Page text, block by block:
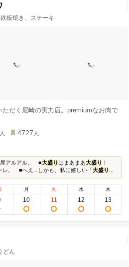
板焼き、ステーキ
だく尼崎の実力店。premiumなお肉で
人 4727 人
屋アルアル。 ■大盛りはまあまあ大盛り ！
。 ■へえ...しかも、私に嬉しい「 大盛り
月
10
火
11
水
12
木
13
どん